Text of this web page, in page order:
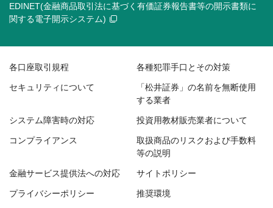
EDINET(金融商品取引法に基づく有価証券報告書等の開示書類に
関する電子開示システム)
各口座取引規程 各種犯罪手口とその対策
セキュリティについて
「松井証券」の名前を無断使用
する業者
システム障害時の対応 投資用教材販売業者について
コンプライアンス
取扱商品のリスクおよび手数料
等の説明
金融サービス提供法への対応 サイトポリシー
プライバシーポリシー 推奨環境